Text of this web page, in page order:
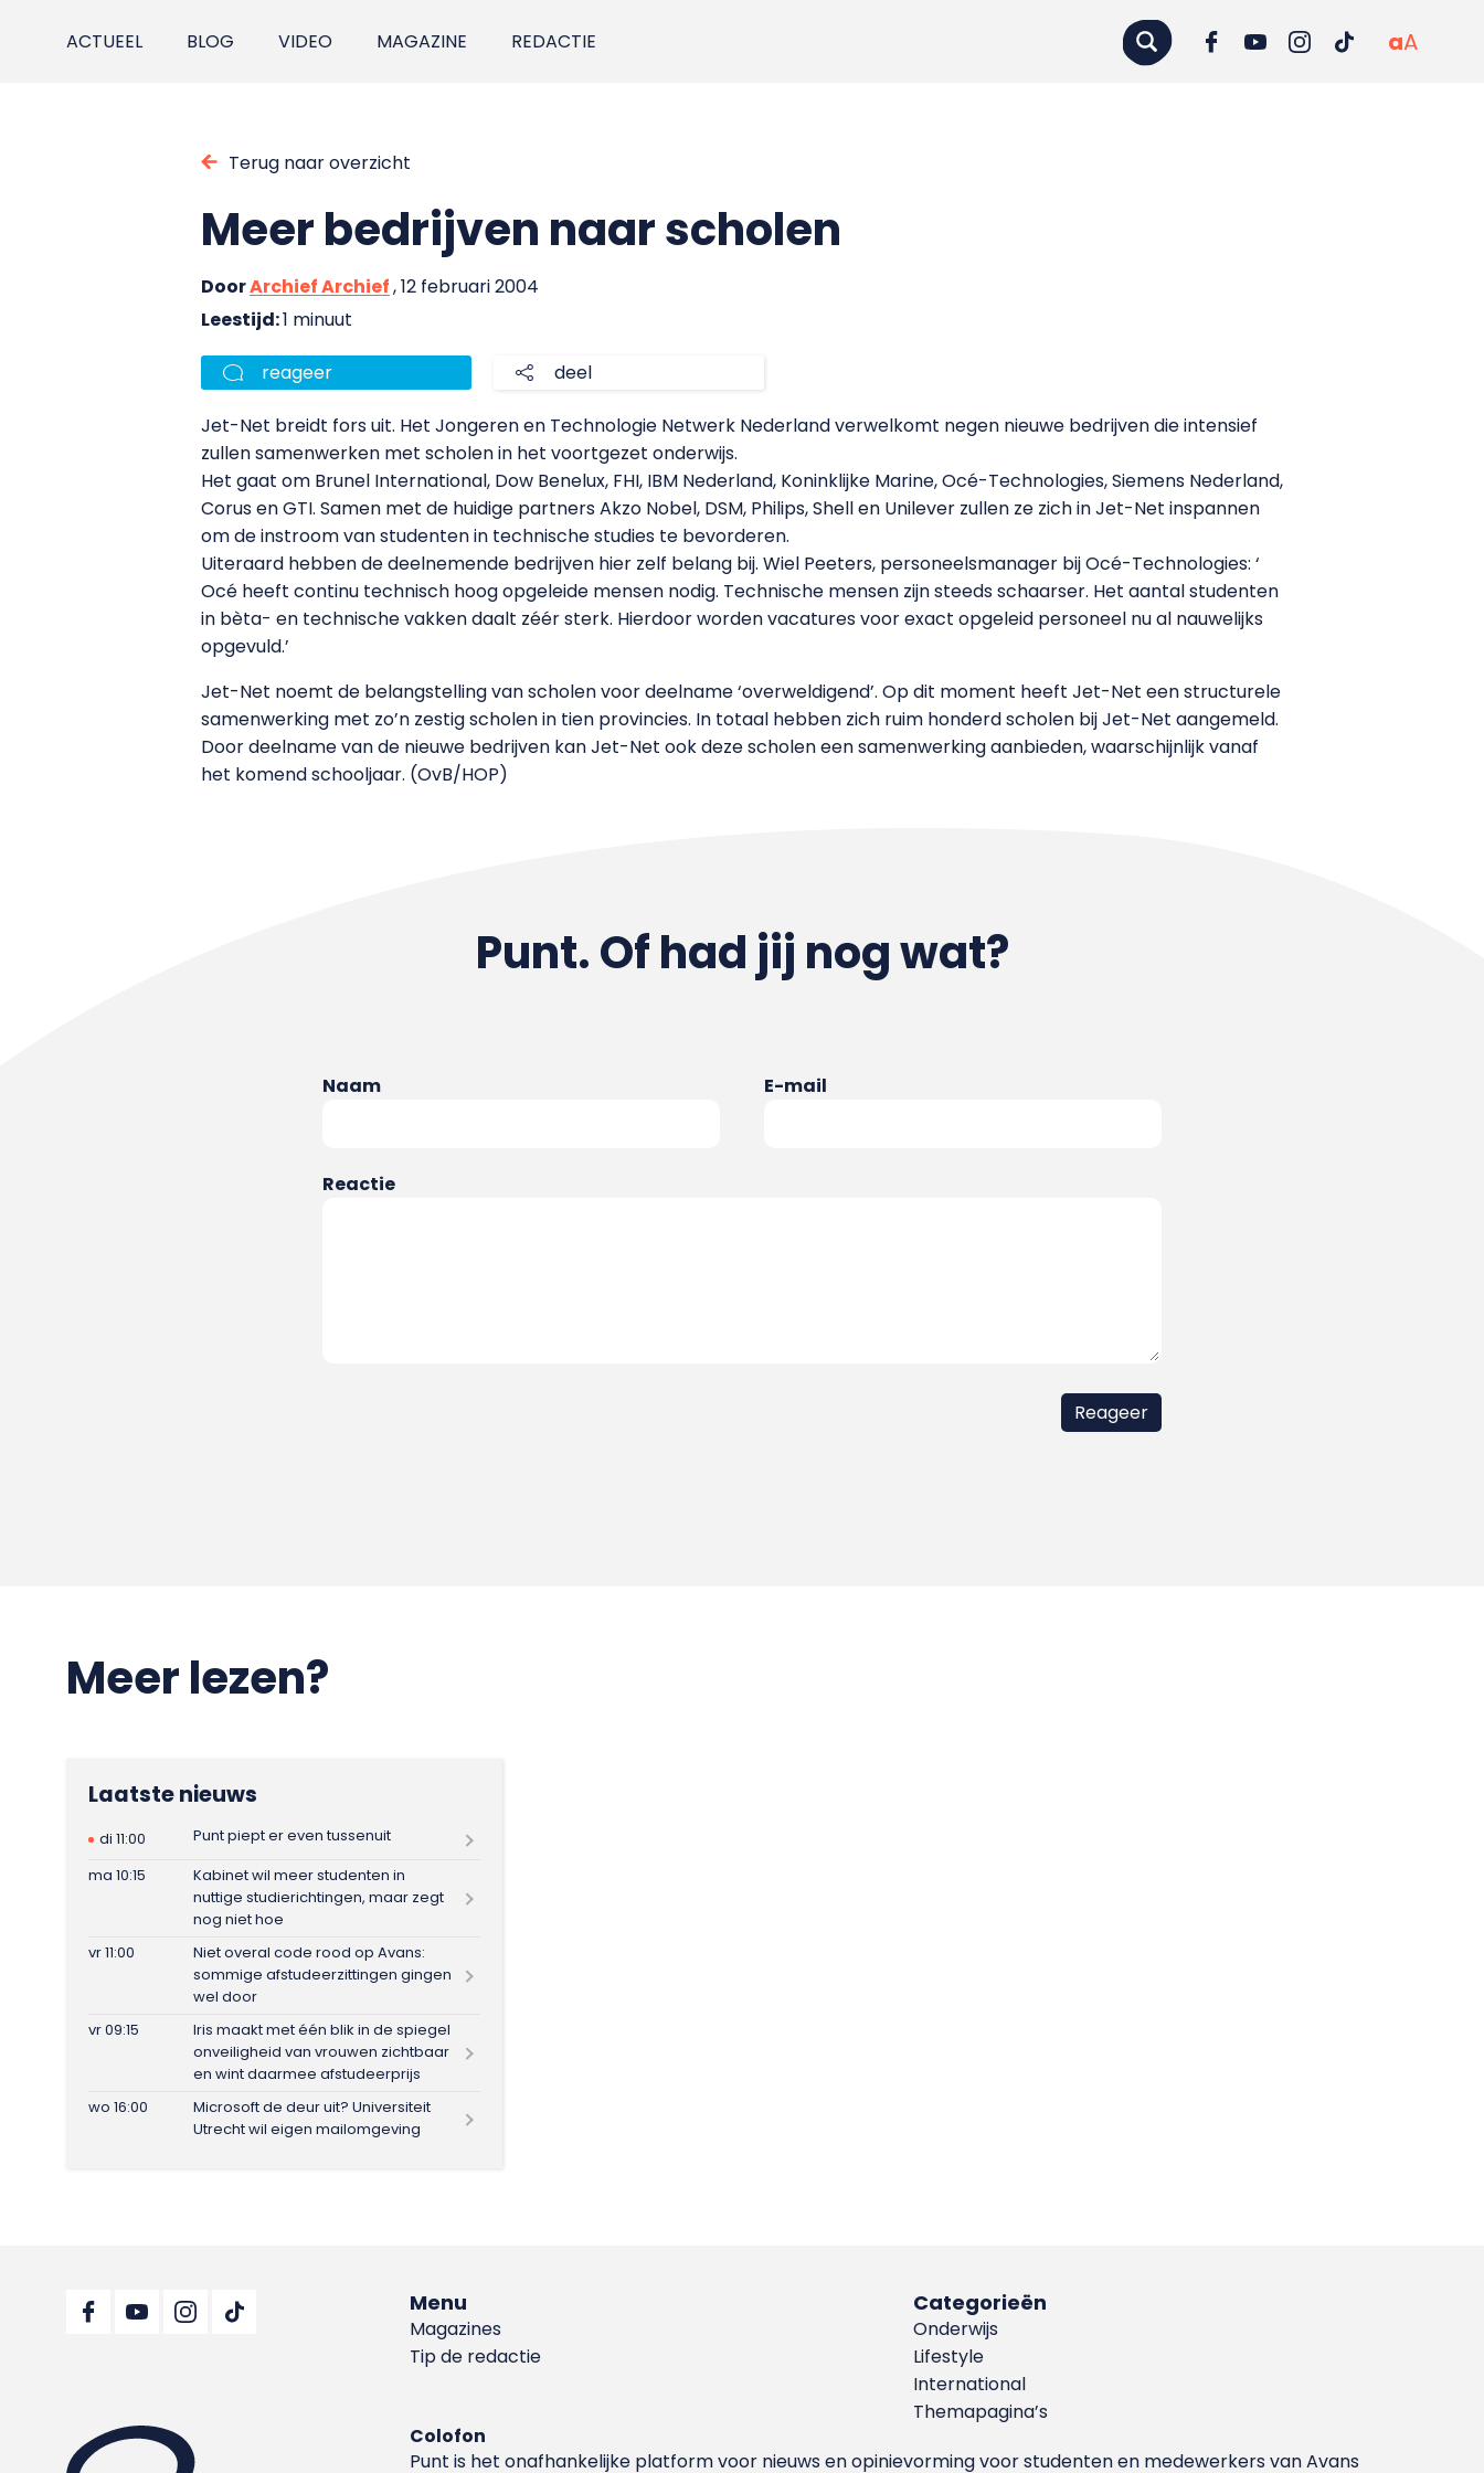
ACTUEEL BLOG VIDEO MAGAZINE REDACTIE aA
Terug naar overzicht
Meer bedrijven naar scholen
DoorArchief Archief, 12 februari 2004
Leestijd:1 minuut
reageer deel
Jet-Net breidt fors uit. Het Jongeren en Technologie Netwerk Nederland verwelkomt negen nieuwe bedrijven die intensief
zullen samenwerken met scholen in het voortgezet onderwijs.
Het gaat om Brunel International, Dow Benelux, FHI, IBM Nederland, Koninklijke Marine, Océ-Technologies, Siemens Nederland,
Corus en GTI. Samen met de huidige partners Akzo Nobel, DSM, Philips, Shell en Unilever zullen ze zich in Jet-Net inspannen
om de instroom van studenten in technische studies te bevorderen.
Uiteraard hebben de deelnemende bedrijven hier zelf belang bij. Wiel Peeters, personeelsmanager bij Océ-Technologies: ‘
Océ heeft continu technisch hoog opgeleide mensen nodig. Technische mensen zijn steeds schaarser. Het aantal studenten
in bèta- en technische vakken daalt zéér sterk. Hierdoor worden vacatures voor exact opgeleid personeel nu al nauwelijks
opgevuld.’
Jet-Net noemt de belangstelling van scholen voor deelname ‘overweldigend’. Op dit moment heeft Jet-Net een structurele
samenwerking met zo’n zestig scholen in tien provincies. In totaal hebben zich ruim honderd scholen bij Jet-Net aangemeld.
Door deelname van de nieuwe bedrijven kan Jet-Net ook deze scholen een samenwerking aanbieden, waarschijnlijk vanaf
het komend schooljaar. (OvB/HOP)
Punt. Of had jij nog wat?
Naam E-mail
Reactie
Meer lezen?
Laatste nieuws
di 11:00
Punt piept er even tussenuit
ma 10:15
Kabinet wil meer studenten in
nuttige studierichtingen, maar zegt
nog niet hoe
vr 11:00
Niet overal code rood op Avans:
sommige afstudeerzittingen gingen
wel door
vr 09:15
Iris maakt met één blik in de spiegel
onveiligheid van vrouwen zichtbaar
en wint daarmee afstudeerprijs
wo 16:00
Microsoft de deur uit? Universiteit
Utrecht wil eigen mailomgeving
Menu
Magazines
Tip de redactie
Categorieën
Onderwijs
Lifestyle
International
Themapagina’s
Colofon
Punt is het onafhankelijke platform voor nieuws en opinievorming voor studenten en medewerkers van Avans